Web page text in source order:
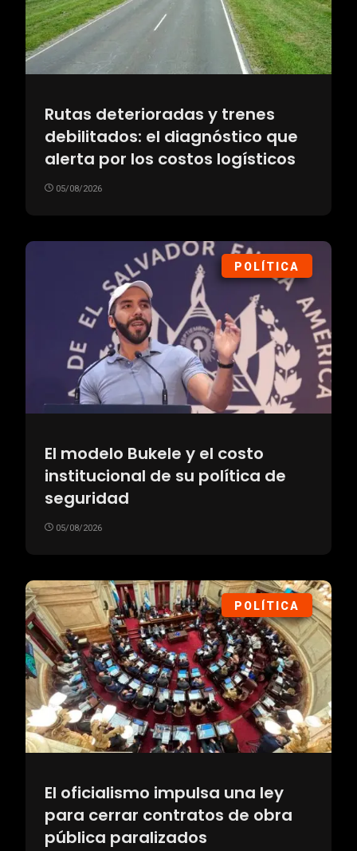
Rutas deterioradas y trenes
debilitados: el diagnóstico que
alerta por los costos logísticos
05/08/2026
POLÍTICA
El modelo Bukele y el costo
institucional de su política de
seguridad
05/08/2026
POLÍTICA
El oficialismo impulsa una ley
para cerrar contratos de obra
pública paralizados